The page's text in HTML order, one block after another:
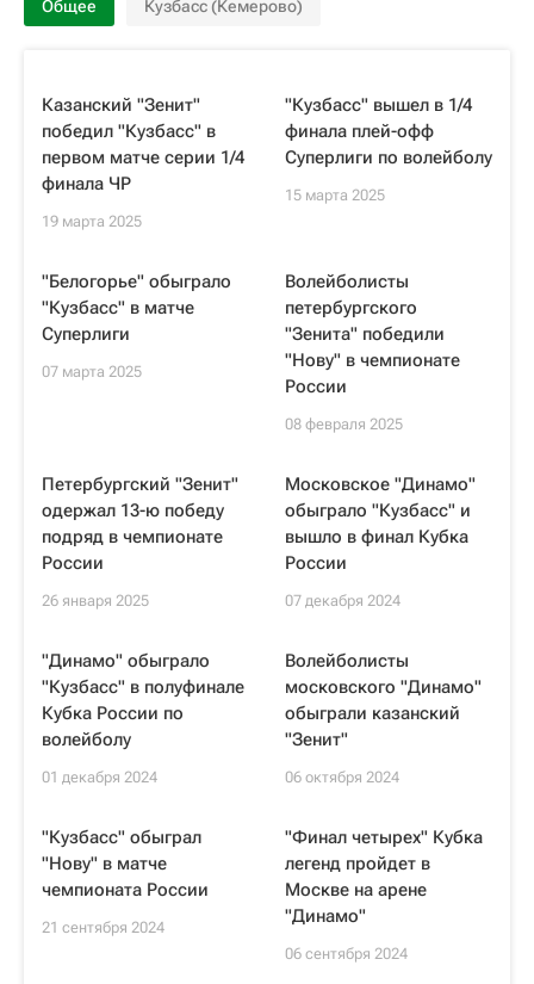
Общее Кузбасс (Кемерово)
Казанский "Зенит"
победил "Кузбасс" в
первом матче серии 1/4
финала ЧР
19 марта 2025
"Кузбасс" вышел в 1/4
финала плей-офф
Суперлиги по волейболу
15 марта 2025
"Белогорье" обыграло
"Кузбасс" в матче
Суперлиги
07 марта 2025
Волейболисты
петербургского
"Зенита" победили
"Нову" в чемпионате
России
08 февраля 2025
Петербургский "Зенит"
одержал 13-ю победу
подряд в чемпионате
России
26 января 2025
Московское "Динамо"
обыграло "Кузбасс" и
вышло в финал Кубка
России
07 декабря 2024
"Динамо" обыграло
"Кузбасс" в полуфинале
Кубка России по
волейболу
01 декабря 2024
Волейболисты
московского "Динамо"
обыграли казанский
"Зенит"
06 октября 2024
"Кузбасс" обыграл
"Нову" в матче
чемпионата России
21 сентября 2024
"Финал четырех" Кубка
легенд пройдет в
Москве на арене
"Динамо"
06 сентября 2024